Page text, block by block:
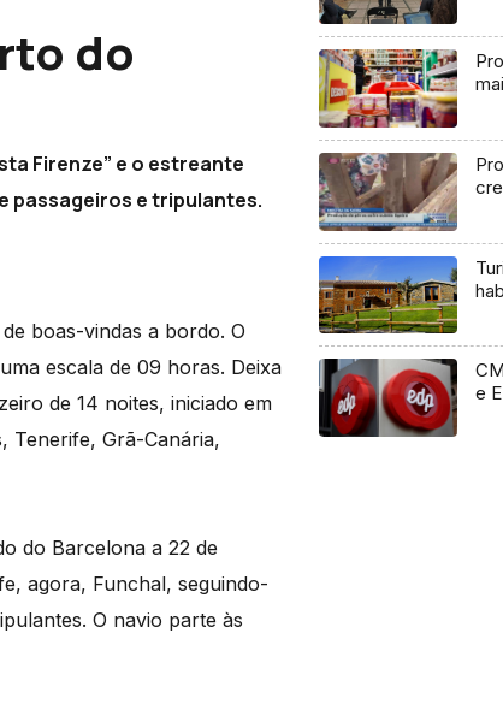
do
Firenze” e o estreante
passageiros e tripulantes.
boas-vindas a bordo. O
escala de 09 horas. Deixa
de 14 noites, iniciado em
Tenerife, Grã-Canária,
do Barcelona a 22 de
agora, Funchal, seguindo-
O navio parte às
e